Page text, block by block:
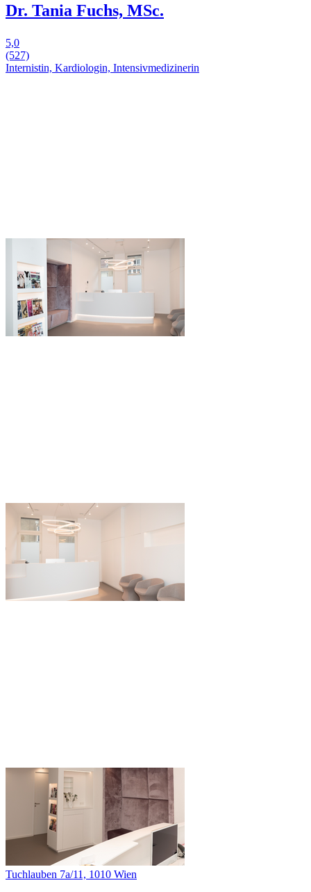
Dr. Tania Fuchs, MSc.
5,0
(527)
Internistin, Kardiologin, Intensivmedizinerin
Tuchlauben 7a/11, 1010 Wien